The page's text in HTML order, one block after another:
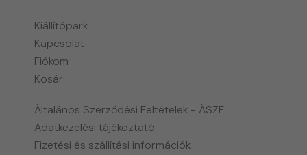
Kiállítópark
Kapcsolat
Fiókom
Kosár
Általános Szerződési Feltételek - ÁSZF
Adatkezelési tájékoztató
Fizetési és szállítási információk